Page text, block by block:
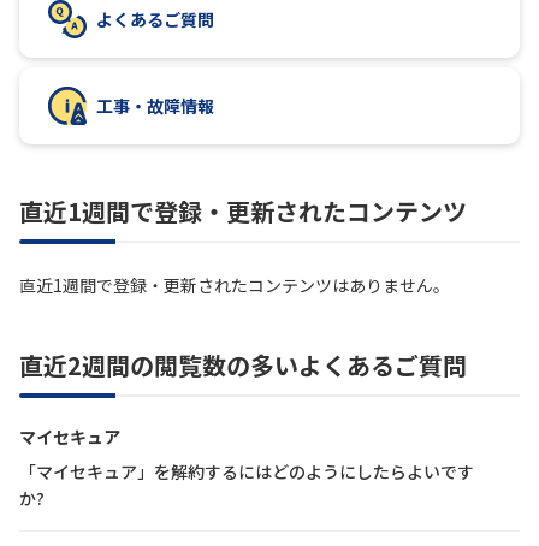
お問い合わせ
お知らせ サポートサイトの使い方
NTTドコモビジネスのお客さ
まはこちら
工事・故障情報通知
サービス
OCN サービス一覧
よくあるご質問
工事・故障情報
直近1週間で登録・更新されたコンテンツ
直近1週間で登録・更新されたコンテンツはありません。
直近2週間の閲覧数の多いよくあるご質問
マイセキュア
「マイセキュア」を解約するにはどのようにしたらよいです
か?